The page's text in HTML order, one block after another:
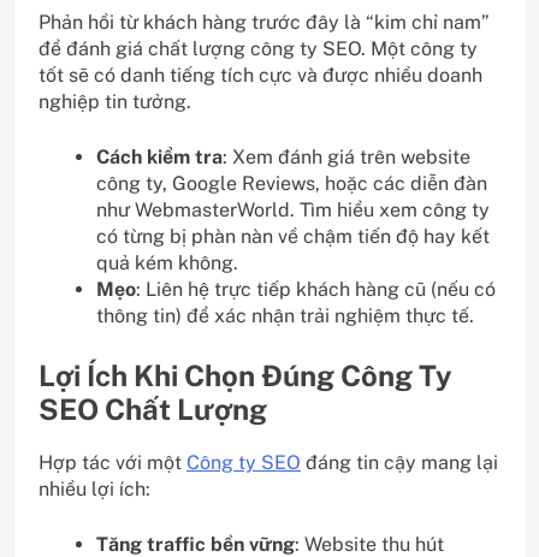
Phản hồi từ khách hàng trước đây là “kim chỉ nam”
để đánh giá chất lượng công ty SEO. Một công ty
tốt sẽ có danh tiếng tích cực và được nhiều doanh
nghiệp tin tưởng.
Cách kiểm tra: Xem đánh giá trên website
công ty, Google Reviews, hoặc các diễn đàn
như WebmasterWorld. Tìm hiểu xem công ty
có từng bị phàn nàn về chậm tiến độ hay kết
quả kém không.
Mẹo: Liên hệ trực tiếp khách hàng cũ (nếu có
thông tin) để xác nhận trải nghiệm thực tế.
Lợi Ích Khi Chọn Đúng Công Ty
SEO Chất Lượng
Hợp tác với một Công ty SEO đáng tin cậy mang lại
nhiều lợi ích:
Tăng traffic bền vững: Website thu hút